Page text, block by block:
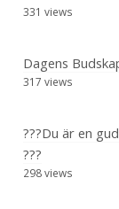
331 views
Dagens
317 views
???Du är en
???
298 views